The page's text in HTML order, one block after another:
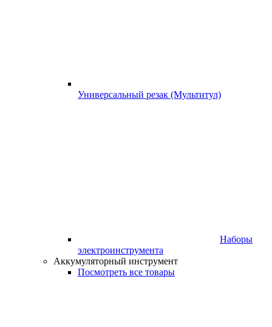
Универсальный резак (Мультитул)
Наборы
электроинструмента
Аккумуляторный инструмент
Посмотреть все товары